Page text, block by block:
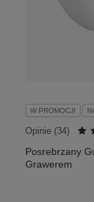
W PROMOCJI
Opinie (34)
Posrebrzany
Grawerem